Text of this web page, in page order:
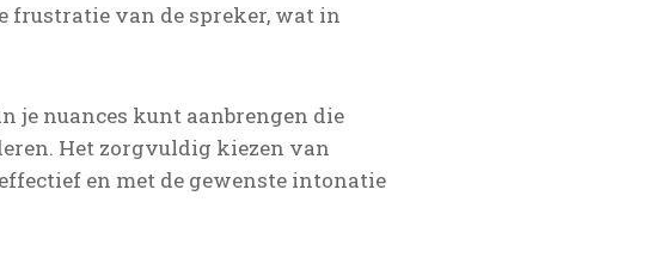
frustratie van de spreker, wat in
je nuances kunt aanbrengen die
Het zorgvuldig kiezen van
en met de gewenste intonatie